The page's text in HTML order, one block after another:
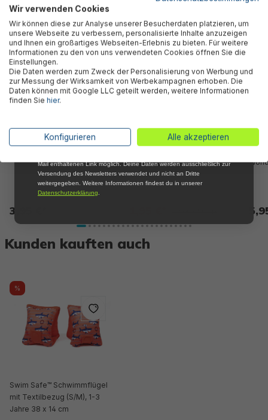
Schwimmflügel 3-6 Jahre,
3,95 €*
%
Fisher-Price® Premium
Kunden kauften auch
%
Swim Safe™ Schwimmflügel
mit Textilbezug (S/M), 1-3
Jahre 38 x 14 cm
Wir verwenden Cookies
Wir können diese zur Analyse unserer Besucherdaten platzieren, um
unsere Webseite zu verbessern, personalisierte Inhalte anzuzeigen
und Ihnen ein großartiges Webseiten-Erlebnis zu bieten. Für weitere
Informationen zu den von uns verwendeten Cookies öffnen Sie die
Einstellungen.
Die Daten werden zum Zweck der Personalisierung von Werbung und
zur Messung der Wirksamkeit von Werbekampagnen erhoben. Die
Daten können mit Google LLC geteilt werden, weitere Informationen
finden Sie hier.
Konfigurieren Alle akzeptieren
Abonniere jetzt unseren kostenlosen
Newsletter, verpasse keine Neuigkeiten und
Aktionen mehr und sichere Dir 5 %
Willkommensrabatt auf nicht reduzierte Ware
bei Deiner ersten Bestellung !*
Email
*Mit der Anmeldung zum Newsletter stimmst du zu, regelmäßig per E-
Mail über aktuelle Angebote, Aktionen und Produktneuheiten
Mail enthaltenen Link möglich. Deine Daten werden ausschließlich zur
Versendung des Newsletters verwendet und nicht an Dritte
weitergegeben. Weitere Informationen findest du in unserer
Datenschutzerklärung